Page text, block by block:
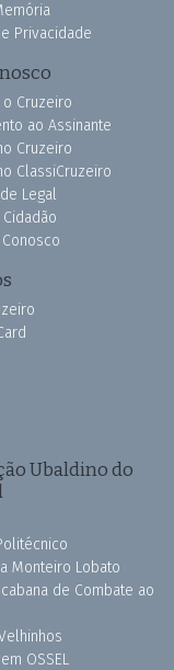
Privacidade
o Cruzeiro
ao Assinante
Cruzeiro
ClassiCruzeiro
Legal
Ubaldino do
Monteiro Lobato
de Combate ao
OSSEL